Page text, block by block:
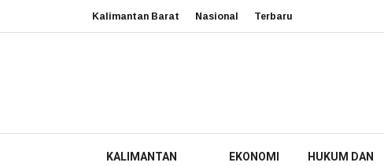
Kalimantan Barat Nasional Terbaru
KALIMANTAN
EKONOMI
HUKUM DAN